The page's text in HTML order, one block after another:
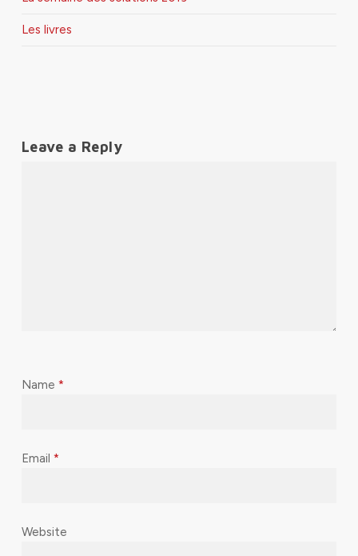
Les livres
Leave a Reply
Name *
Email *
Website